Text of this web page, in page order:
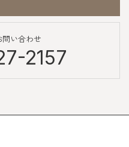
い合わせ
2157